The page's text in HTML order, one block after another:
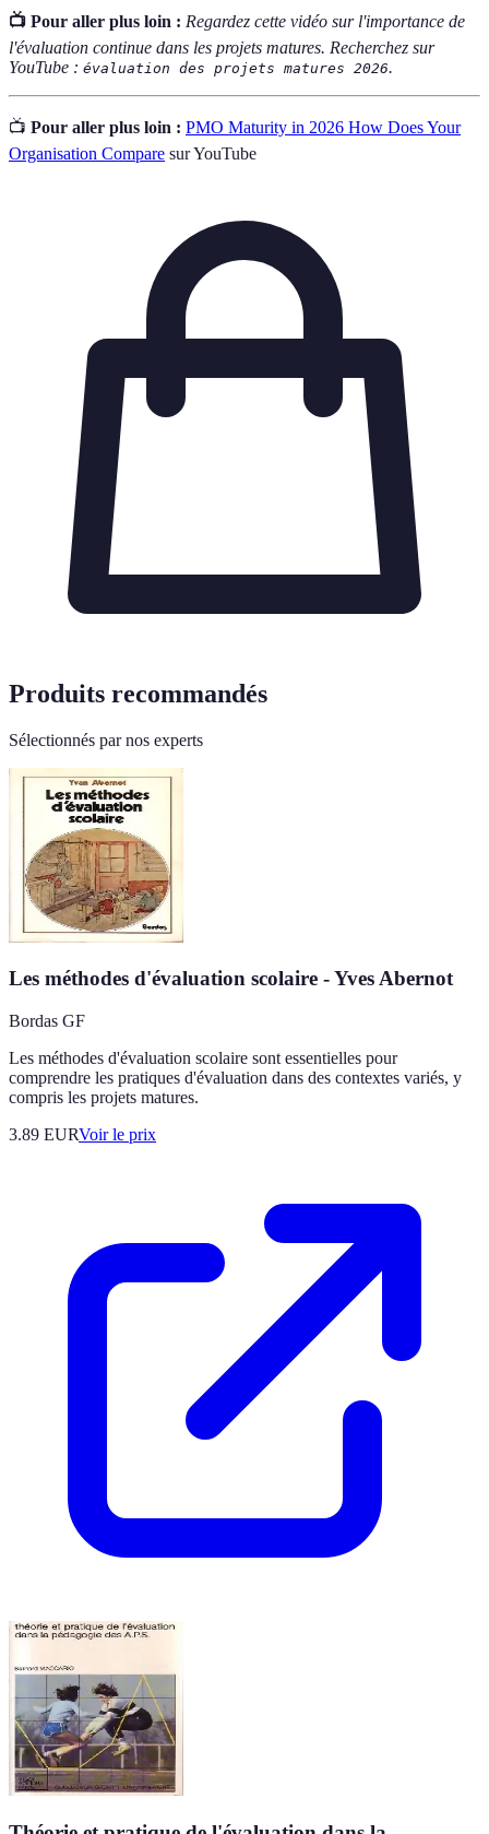
📺 Pour aller plus loin : Regardez cette vidéo sur l'importance de
l'évaluation continue dans les projets matures. Recherchez sur
YouTube : évaluation des projets matures 2026.
📺 Pour aller plus loin : PMO Maturity in 2026 How Does Your
Organisation Compare sur YouTube
Produits recommandés
Sélectionnés par nos experts
Les méthodes d'évaluation scolaire - Yves Abernot
Bordas GF
Les méthodes d'évaluation scolaire sont essentielles pour
comprendre les pratiques d'évaluation dans des contextes variés, y
compris les projets matures.
3.89 EURVoir le prix